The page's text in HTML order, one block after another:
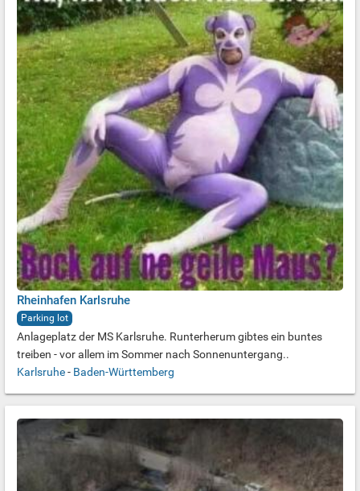
Rheinhafen Karlsruhe
Parking lot
Anlageplatz der MS Karlsruhe. Runterherum gibtes ein buntes
treiben - vor allem im Sommer nach Sonnenuntergang..
Karlsruhe- Baden-Württemberg